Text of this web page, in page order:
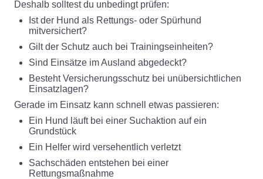
Deshalb solltest du unbedingt prüfen:
Ist der Hund als Rettungs- oder Spürhund
mitversichert?
Gilt der Schutz auch bei Trainingseinheiten?
Sind Einsätze im Ausland abgedeckt?
Besteht Versicherungsschutz bei unübersichtlichen
Einsatzlagen?
Gerade im Einsatz kann schnell etwas passieren:
Ein Hund läuft bei einer Suchaktion auf ein
Grundstück
Ein Helfer wird versehentlich verletzt
Sachschäden entstehen bei einer
Rettungsmaßnahme